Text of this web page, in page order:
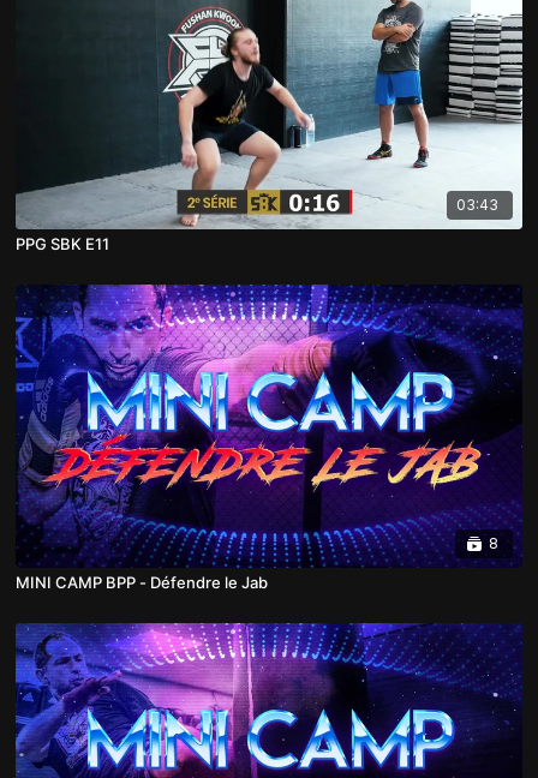
03:43
PPG SBK E11
8
MINI CAMP BPP - Défendre le Jab